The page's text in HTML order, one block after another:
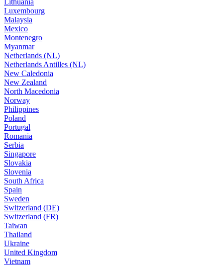
Luxembourg
Malaysia
Mexico
Montenegro
Myanmar
Netherlands (NL)
Netherlands Antilles (NL)
New Caledonia
New Zealand
North Macedonia
Norway
Philippines
Poland
Portugal
Romania
Serbia
Singapore
Slovakia
Slovenia
South Africa
Spain
Sweden
Switzerland (DE)
Switzerland (FR)
Taiwan
Thailand
Ukraine
United Kingdom
Vietnam